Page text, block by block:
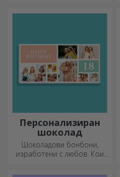
Персонализиран
шоколад
Шоколадови бонбони,
изработени с любов. Кои